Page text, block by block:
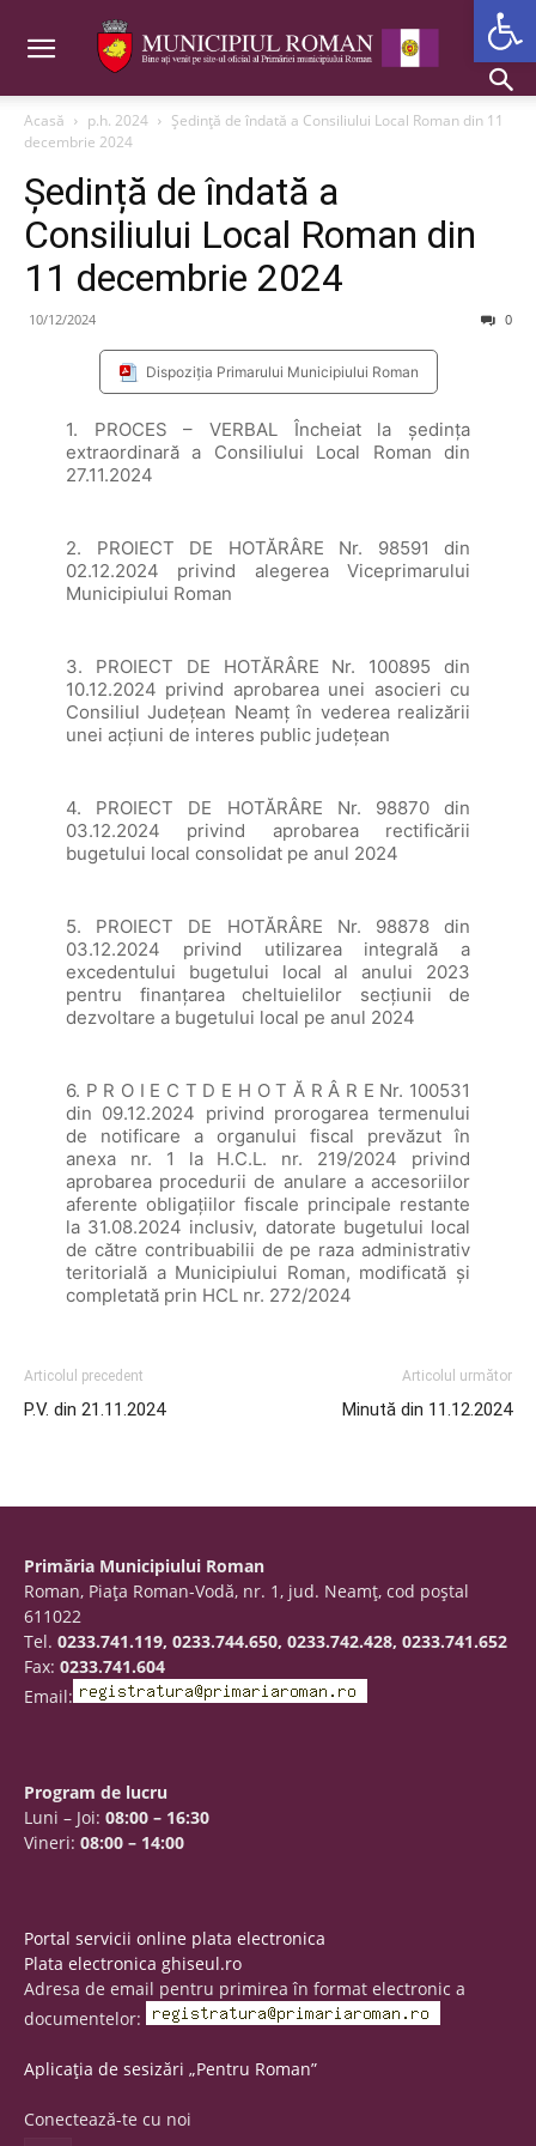
Acasă p.h. 2024
Ședință de îndată a Consiliului Local Roman din 11
decembrie 2024
Ședință de îndată a
Consiliului Local Roman din
11 decembrie 2024
10/12/2024 0
Dispoziția Primarului Municipiului Roman
1. PROCES – VERBAL Încheiat la şedinţa
extraordinară a Consiliului Local Roman din
27.11.2024
2. PROIECT DE HOTĂRÂRE Nr. 98591 din
02.12.2024 privind alegerea Viceprimarului
Municipiului Roman
3. PROIECT DE HOTĂRÂRE Nr. 100895 din
10.12.2024 privind aprobarea unei asocieri cu
Consiliul Județean Neamț în vederea realizării
unei acțiuni de interes public județean
4. PROIECT DE HOTĂRÂRE Nr. 98870 din
03.12.2024 privind aprobarea rectificării
bugetului local consolidat pe anul 2024
5. PROIECT DE HOTĂRÂRE Nr. 98878 din
03.12.2024 privind utilizarea integrală a
excedentului bugetului local al anului 2023
pentru finanțarea cheltuielilor secțiunii de
dezvoltare a bugetului local pe anul 2024
6. P R O I E C T D E H O T Ă R Â R E Nr. 100531
din 09.12.2024 privind prorogarea termenului
de notificare a organului fiscal prevăzut în
anexa nr. 1 la H.C.L. nr. 219/2024 privind
aprobarea procedurii de anulare a accesoriilor
aferente obligațiilor fiscale principale restante
la 31.08.2024 inclusiv, datorate bugetului local
de către contribuabilii de pe raza administrativ
teritorială a Municipiului Roman, modificată și
completată prin HCL nr. 272/2024
Articolul precedent
P.V. din 21.11.2024
Articolul următor
Minută din 11.12.2024
Primăria Municipiului Roman
Roman, Piaţa Roman-Vodă, nr. 1, jud. Neamţ, cod poştal
611022
Tel. 0233.741.119, 0233.744.650, 0233.742.428, 0233.741.652
Fax: 0233.741.604
Email:
Program de lucru
Luni – Joi: 08:00 – 16:30
Vineri: 08:00 – 14:00
Portal servicii online plata electronica
Plata electronica ghiseul.ro
Adresa de email pentru primirea în format electronic a
documentelor:
Aplicația de sesizări „Pentru Roman”
Conectează-te cu noi